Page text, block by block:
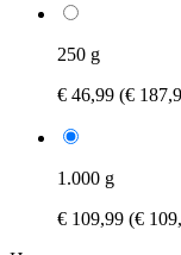
250 g
€ 46,99 (€
1.000 g
€ 109,99 (€